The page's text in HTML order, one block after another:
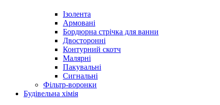
Ізолента
Армовані
Бордюрна стрічка для ванни
Двосторонні
Контурний скотч
Малярні
Пакувальні
Сигнальні
Фільтр-воронки
Будівельна хімія